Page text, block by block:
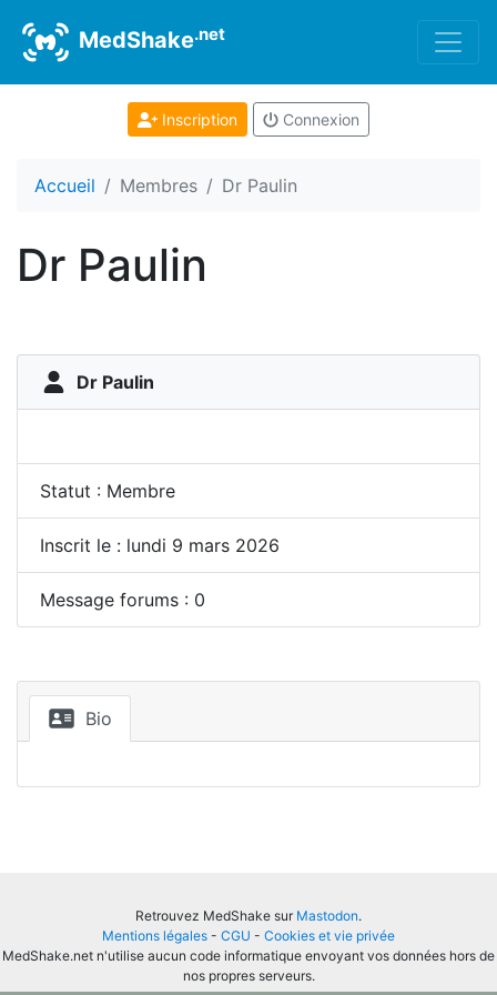
MedShake.net
Inscription Connexion
Accueil Membres Dr Paulin
Dr Paulin
Dr Paulin
Statut : Membre
Inscrit le : lundi 9 mars 2026
Message forums : 0
Bio
Retrouvez MedShake sur Mastodon.
Mentions légales - CGU - Cookies et vie privée
MedShake.net n'utilise aucun code informatique envoyant vos données hors de
nos propres serveurs.